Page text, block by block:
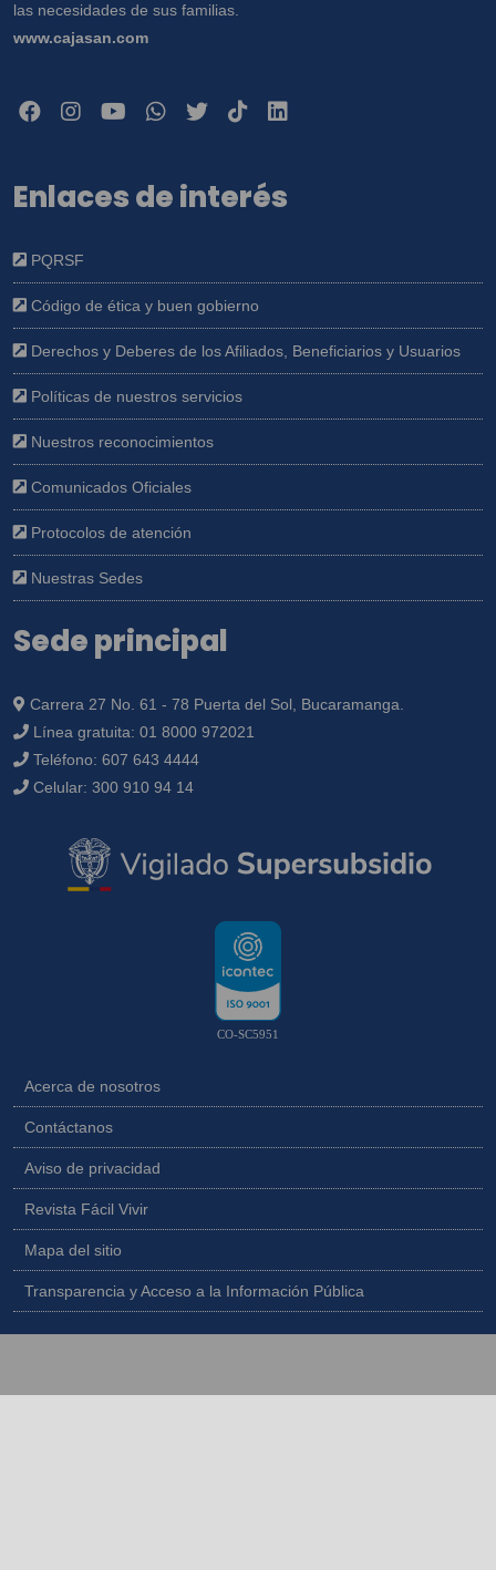
las necesidades de sus familias.
www.cajasan.com
Enlaces de interés
PQRSF
Código de ética y buen gobierno
Derechos y Deberes de los Afiliados, Beneficiarios y Usuarios
Políticas de nuestros servicios
Nuestros reconocimientos
Comunicados Oficiales
Protocolos de atención
Nuestras Sedes
Sede principal
Carrera 27 No. 61 - 78 Puerta del Sol, Bucaramanga.
Línea gratuita: 01 8000 972021
Teléfono: 607 643 4444
Celular: 300 910 94 14
CO-SC5951
Acerca de nosotros
Contáctanos
Aviso de privacidad
Revista Fácil Vivir
Mapa del sitio
Transparencia y Acceso a la Información Pública